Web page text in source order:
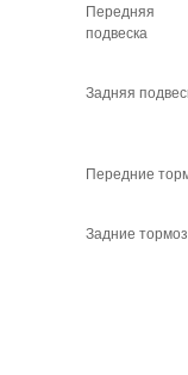
Передняя
подвеска
Задняя
Передние
Задние